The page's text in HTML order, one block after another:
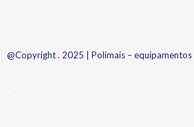
@Copyright . 2025 | Polimais – equipamentos